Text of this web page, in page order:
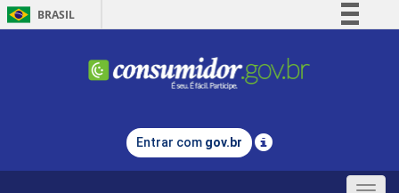
BRASIL
Comunica BR
Legislação
Entrar com gov.br